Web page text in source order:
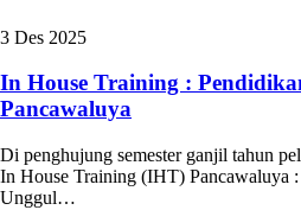
3 Des 2025
In House Training :
Pancawaluya
Di penghujung semester ganjil tahun
In House Training (IHT) Pancawaluya
Unggul…